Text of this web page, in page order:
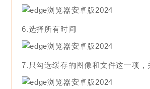
6.选择所有时间
7.只勾选缓存的图像和文件这一项